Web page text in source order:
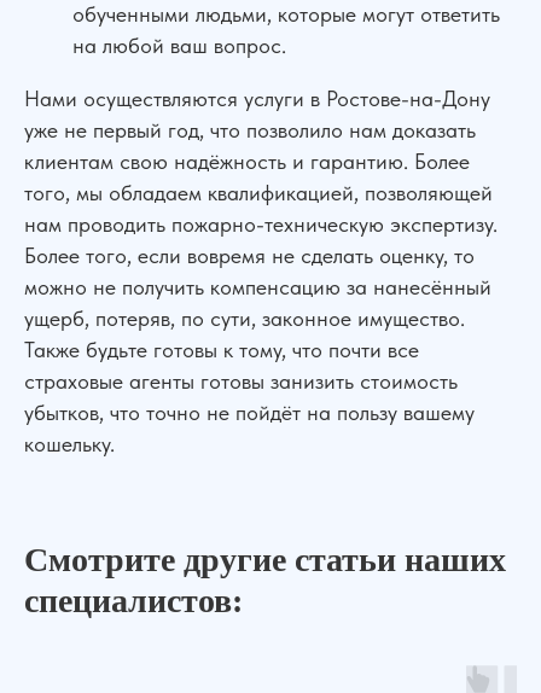
обученными людьми, которые могут ответить
на любой ваш вопрос.
Нами осуществляются услуги в Ростове-на-Дону
уже не первый год, что позволило нам доказать
клиентам свою надёжность и гарантию. Более
того, мы обладаем квалификацией, позволяющей
нам проводить пожарно-техническую экспертизу.
Более того, если вовремя не сделать оценку, то
можно не получить компенсацию за нанесённый
ущерб, потеряв, по сути, законное имущество.
Также будьте готовы к тому, что почти все
страховые агенты готовы занизить стоимость
убытков, что точно не пойдёт на пользу вашему
кошельку.
Смотрите другие статьи наших
специалистов:
УСЛУГИ
ДЛЯ КЛИЕНТОВ
Сильная юридическая компания в
+7 (961) 304-06-60
О компании
Прайс лист
Отзывы
Банкротство
АвтоЮрист
Семейные дела
Для Бизнеса
Экспертизы